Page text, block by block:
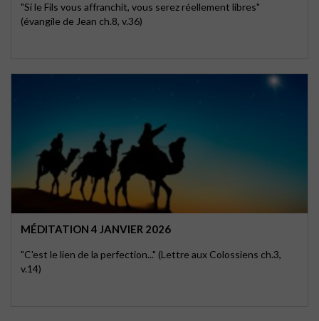
"Si le Fils vous affranchit, vous serez réellement libres"
(évangile de Jean ch.8, v.36)
MÉDITATION 4 JANVIER 2026
"C'est le lien de la perfection..." (Lettre aux Colossiens ch.3,
v.14)